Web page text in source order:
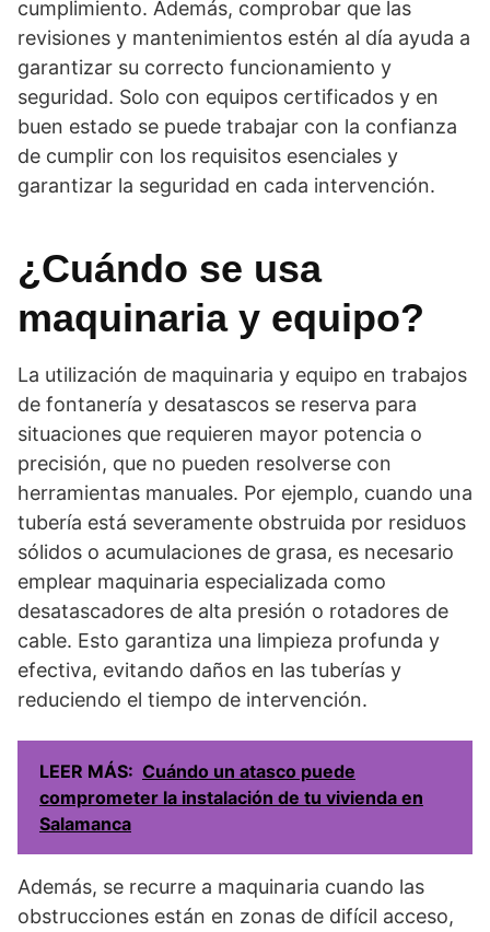
cumplimiento. Además, comprobar que las
revisiones y mantenimientos estén al día ayuda a
garantizar su correcto funcionamiento y
seguridad. Solo con equipos certificados y en
buen estado se puede trabajar con la confianza
de cumplir con los requisitos esenciales y
garantizar la seguridad en cada intervención.
¿Cuándo se usa
maquinaria y equipo?
La utilización de maquinaria y equipo en trabajos
de fontanería y desatascos se reserva para
situaciones que requieren mayor potencia o
precisión, que no pueden resolverse con
herramientas manuales. Por ejemplo, cuando una
tubería está severamente obstruida por residuos
sólidos o acumulaciones de grasa, es necesario
emplear maquinaria especializada como
desatascadores de alta presión o rotadores de
cable. Esto garantiza una limpieza profunda y
efectiva, evitando daños en las tuberías y
reduciendo el tiempo de intervención.
LEER MÁS: Cuándo un atasco puede
comprometer la instalación de tu vivienda en
Salamanca
Además, se recurre a maquinaria cuando las
obstrucciones están en zonas de difícil acceso,